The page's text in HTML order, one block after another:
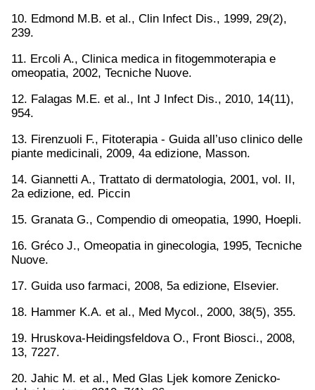
10. Edmond M.B. et al., Clin Infect Dis., 1999, 29(2),
239.
11. Ercoli A., Clinica medica in fitogemmoterapia e
omeopatia, 2002, Tecniche Nuove.
12. Falagas M.E. et al., Int J Infect Dis., 2010, 14(11),
954.
13. Firenzuoli F., Fitoterapia - Guida all’uso clinico delle
piante medicinali, 2009, 4a edizione, Masson.
14. Giannetti A., Trattato di dermatologia, 2001, vol. II,
2a edizione, ed. Piccin
15. Granata G., Compendio di omeopatia, 1990, Hoepli.
16. Gréco J., Omeopatia in ginecologia, 1995, Tecniche
Nuove.
17. Guida uso farmaci, 2008, 5a edizione, Elsevier.
18. Hammer K.A. et al., Med Mycol., 2000, 38(5), 355.
19. Hruskova-Heidingsfeldova O., Front Biosci., 2008,
13, 7227.
20. Jahic M. et al., Med Glas Ljek komore Zenicko-